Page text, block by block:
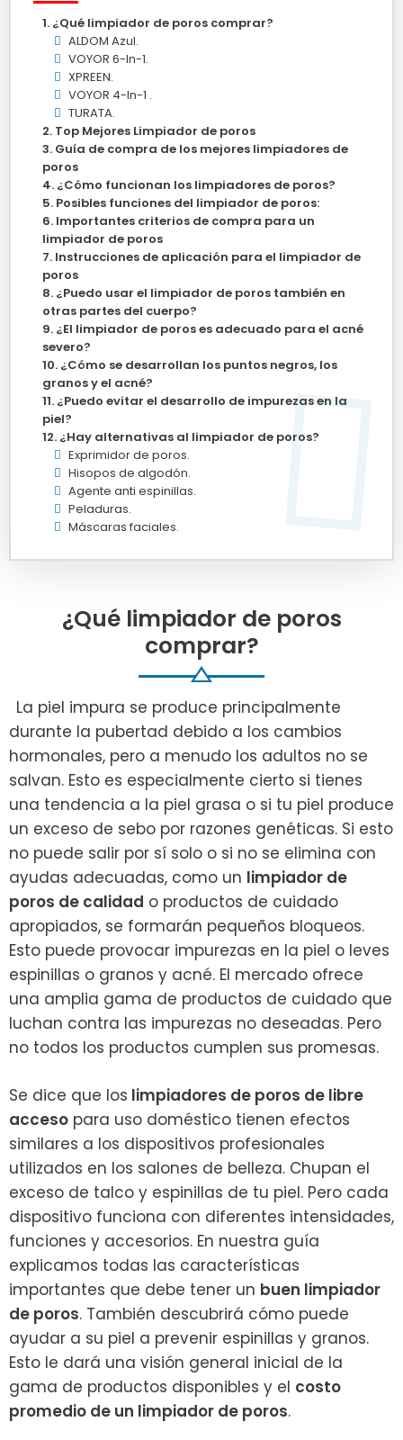
¿Qué limpiador de poros comprar?
ALDOM Azul.
VOYOR 6-In-1.
XPREEN.
VOYOR 4-In-1 .
TURATA.
Top Mejores Limpiador de poros
Guía de compra de los mejores limpiadores de
poros
¿Cómo funcionan los limpiadores de poros?
Posibles funciones del limpiador de poros:
Importantes criterios de compra para un
limpiador de poros
Instrucciones de aplicación para el limpiador de
poros
¿Puedo usar el limpiador de poros también en
otras partes del cuerpo?
¿El limpiador de poros es adecuado para el acné
severo?
¿Cómo se desarrollan los puntos negros, los
granos y el acné?
¿Puedo evitar el desarrollo de impurezas en la
piel?
¿Hay alternativas al limpiador de poros?
Exprimidor de poros.
Hisopos de algodón.
Agente anti espinillas.
Peladuras.
Máscaras faciales.
¿Qué limpiador de poros
comprar?
La piel impura se produce principalmente
durante la pubertad debido a los cambios
hormonales, pero a menudo los adultos no se
salvan. Esto es especialmente cierto si tienes
una tendencia a la piel grasa o si tu piel produce
un exceso de sebo por razones genéticas. Si esto
no puede salir por sí solo o si no se elimina con
ayudas adecuadas, como un limpiador de
poros de calidad o productos de cuidado
apropiados, se formarán pequeños bloqueos.
Esto puede provocar impurezas en la piel o leves
espinillas o granos y acné. El mercado ofrece
una amplia gama de productos de cuidado que
luchan contra las impurezas no deseadas. Pero
no todos los productos cumplen sus promesas.
Se dice que los limpiadores de poros de libre
acceso para uso doméstico tienen efectos
similares a los dispositivos profesionales
utilizados en los salones de belleza. Chupan el
exceso de talco y espinillas de tu piel. Pero cada
dispositivo funciona con diferentes intensidades,
funciones y accesorios. En nuestra guía
explicamos todas las características
importantes que debe tener un buen limpiador
de poros. También descubrirá cómo puede
ayudar a su piel a prevenir espinillas y granos.
Esto le dará una visión general inicial de la
gama de productos disponibles y el costo
promedio de un limpiador de poros.